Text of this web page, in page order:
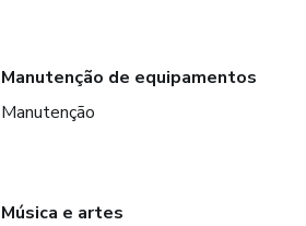
Manutenção de equipamentos
Manutenção
Música e artes